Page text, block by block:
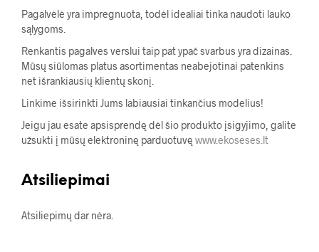
Pagalvėlė yra impregnuota, todėl idealiai tinka naudoti lauko
sąlygoms.
Renkantis pagalves verslui taip pat ypač svarbus yra dizainas.
Mūsų siūlomas platus asortimentas neabejotinai patenkins
net išrankiausių klientų skonį.
Linkime išsirinkti Jums labiausiai tinkančius modelius!
Jeigu jau esate apsisprendę dėl šio produkto įsigyjimo, galite
užsukti į mūsų elektroninę parduotuvę www.ekoseses.lt
Atsiliepimai
Atsiliepimų dar nėra.